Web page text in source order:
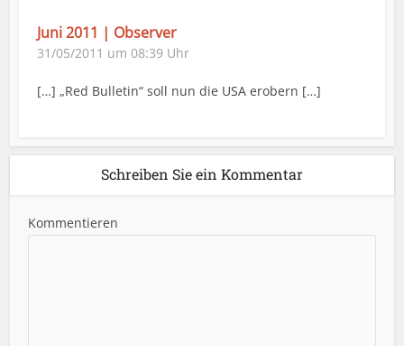
Juni 2011 | Observer
31/05/2011 um 08:39 Uhr
[…] „Red Bulletin“ soll nun die USA erobern […]
Schreiben Sie ein Kommentar
Kommentieren